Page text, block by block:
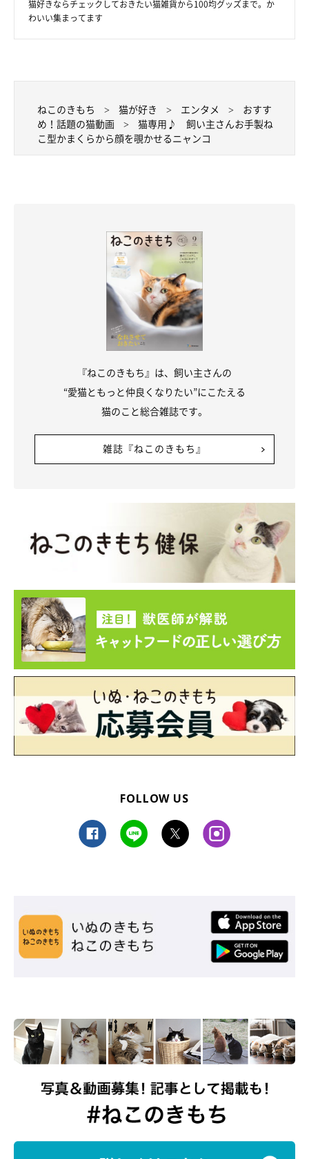
猫好きならチェックしておきたい猫雑貨から100均グッズまで。か
わいい集まってます
ねこのきもち 猫が好き エンタメ
おすす
め！話題の猫動画
猫専用♪ 飼い主さんお手製ね
こ型かまくらから顔を覗かせるニャンコ
『ねこのきもち』は、飼い主さんの
“愛猫ともっと仲良くなりたい”にこたえる
猫のこと総合雑誌です。
雑誌『ねこのきもち』
FOLLOW US